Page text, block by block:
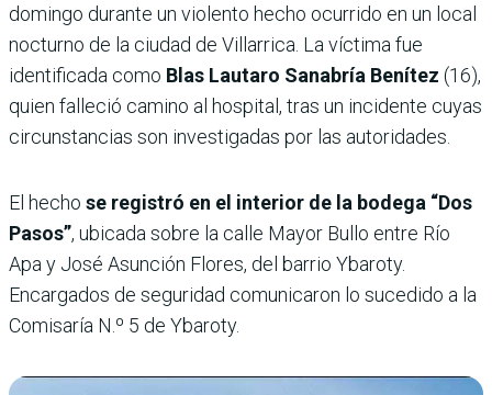
domingo durante un violento hecho ocurrido en un local
nocturno de la ciudad de Villarrica. La víctima fue
identificada como Blas Lautaro Sanabría Benítez (16),
quien falleció camino al hospital, tras un incidente cuyas
circunstancias son investigadas por las autoridades.
El hecho se registró en el interior de la bodega “Dos
Pasos”, ubicada sobre la calle Mayor Bullo entre Río
Apa y José Asunción Flores, del barrio Ybaroty.
Encargados de seguridad comunicaron lo sucedido a la
Comisaría N.º 5 de Ybaroty.